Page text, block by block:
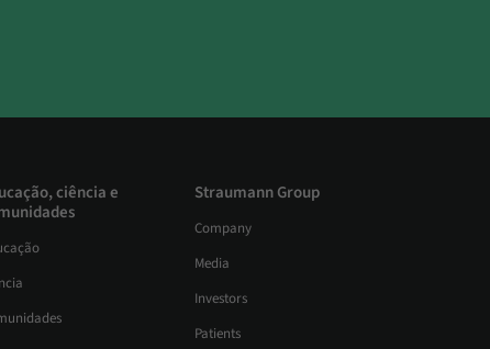
ciência e
Straumann Group
Company
Media
Investors
Patients